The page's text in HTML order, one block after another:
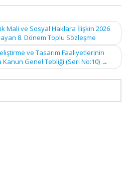
Mali ve Sosyal Haklara İlişkin 2026
8. Dönem Toplu Sözleşme
ve Tasarım Faaliyetlerinin
Genel Tebliği (Seri No:10) →